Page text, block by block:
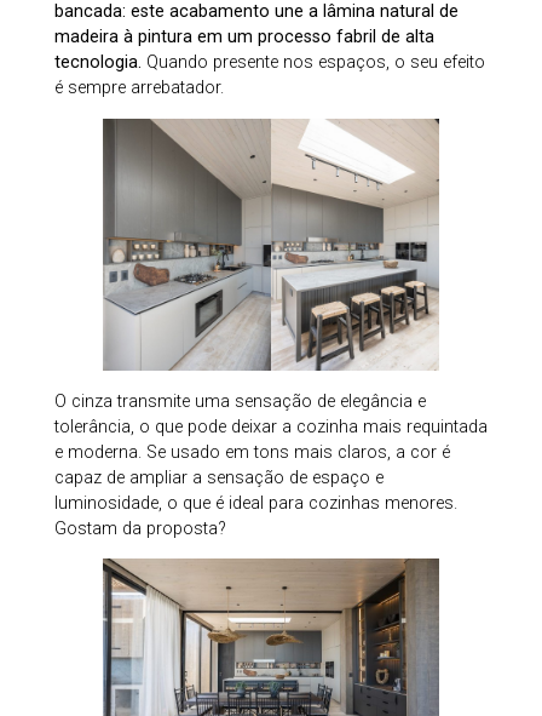
bancada: este acabamento une a lâmina natural de
madeira à pintura em um processo fabril de alta
tecnologia. Quando presente nos espaços, o seu efeito
é sempre arrebatador.
O cinza transmite uma sensação de elegância e
tolerância, o que pode deixar a cozinha mais requintada
e moderna. Se usado em tons mais claros, a cor é
capaz de ampliar a sensação de espaço e
luminosidade, o que é ideal para cozinhas menores.
Gostam da proposta?